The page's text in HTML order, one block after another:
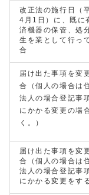
改正法の施行日（
4月1日）に、既に
済機器の保管、処
生を業として行っ
合
届け出た事項を変
合（個人の場合は
法人の場合登記事
にかかる変更の場
く。）
届け出た事項を変
合（個人の場合は
法人の場合登記事
にかかる変更をす